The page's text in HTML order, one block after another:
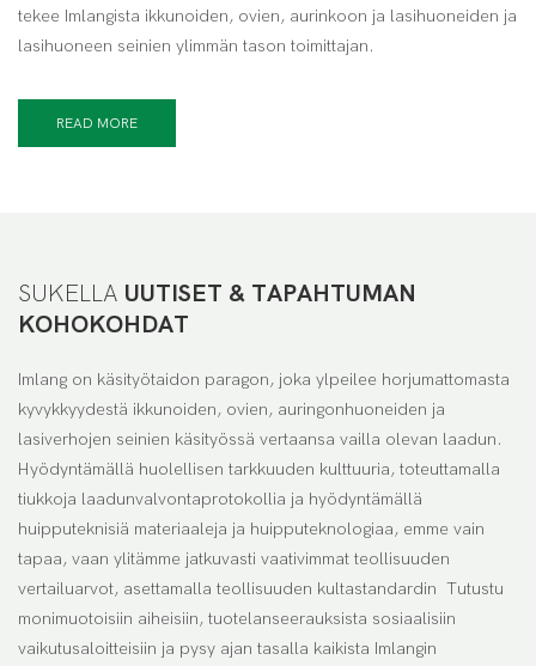
tekee Imlangista ikkunoiden, ovien, aurinkoon ja lasihuoneiden ja
lasihuoneen seinien ylimmän tason toimittajan.
READ MORE
SUKELLA UUTISET & TAPAHTUMAN
KOHOKOHDAT
Imlang on käsityötaidon paragon, joka ylpeilee horjumattomasta
kyvykkyydestä ikkunoiden, ovien, auringonhuoneiden ja
lasiverhojen seinien käsityössä vertaansa vailla olevan laadun.
Hyödyntämällä huolellisen tarkkuuden kulttuuria, toteuttamalla
tiukkoja laadunvalvontaprotokollia ja hyödyntämällä
huipputeknisiä materiaaleja ja huipputeknologiaa, emme vain
tapaa, vaan ylitämme jatkuvasti vaativimmat teollisuuden
vertailuarvot, asettamalla teollisuuden kultastandardin Tutustu
monimuotoisiin aiheisiin, tuotelanseerauksista sosiaalisiin
vaikutusaloitteisiin ja pysy ajan tasalla kaikista Imlangin